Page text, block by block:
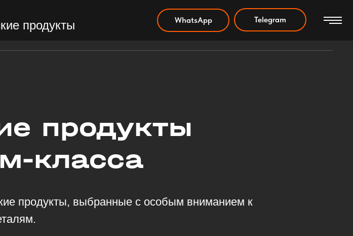
WhatsApp Telegram
продукты Акции Контакты Статьи
продукты
класса
продукты, выбранные с особым вниманием к